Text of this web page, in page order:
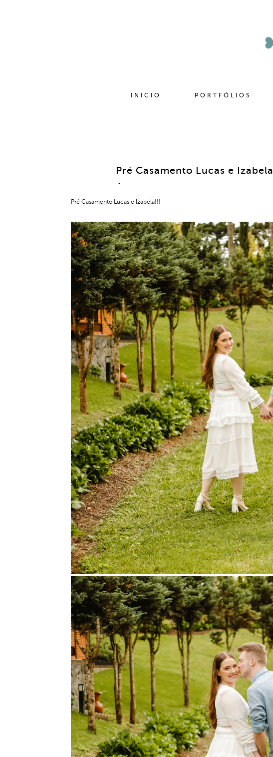
INICIO PORTFÓLIOS
Pré Casamento Lucas e Izabela
Pré Casamento Lucas e Izabela!!!